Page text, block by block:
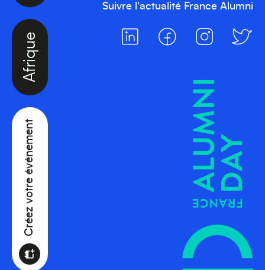
Créez votre événement
Afrique
Suivre l'actualité France Alumni